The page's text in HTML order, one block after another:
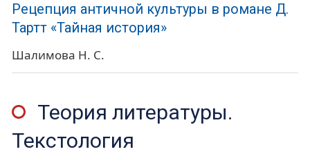
Рецепция античной культуры в романе Д.
Тартт «Тайная история»
Шалимова Н. С.
Теория литературы.
Текстология